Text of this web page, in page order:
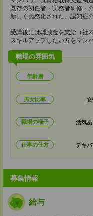
既存の初任者・実務者研修・
新しく義務化された、認知症
受講後には奨励金を支給（社
スキルアップしたい方をマン
職場の雰囲気
年齢層
男女比率
職場の様子 活気あ
仕事の仕方 テキパ
募集情報
給与